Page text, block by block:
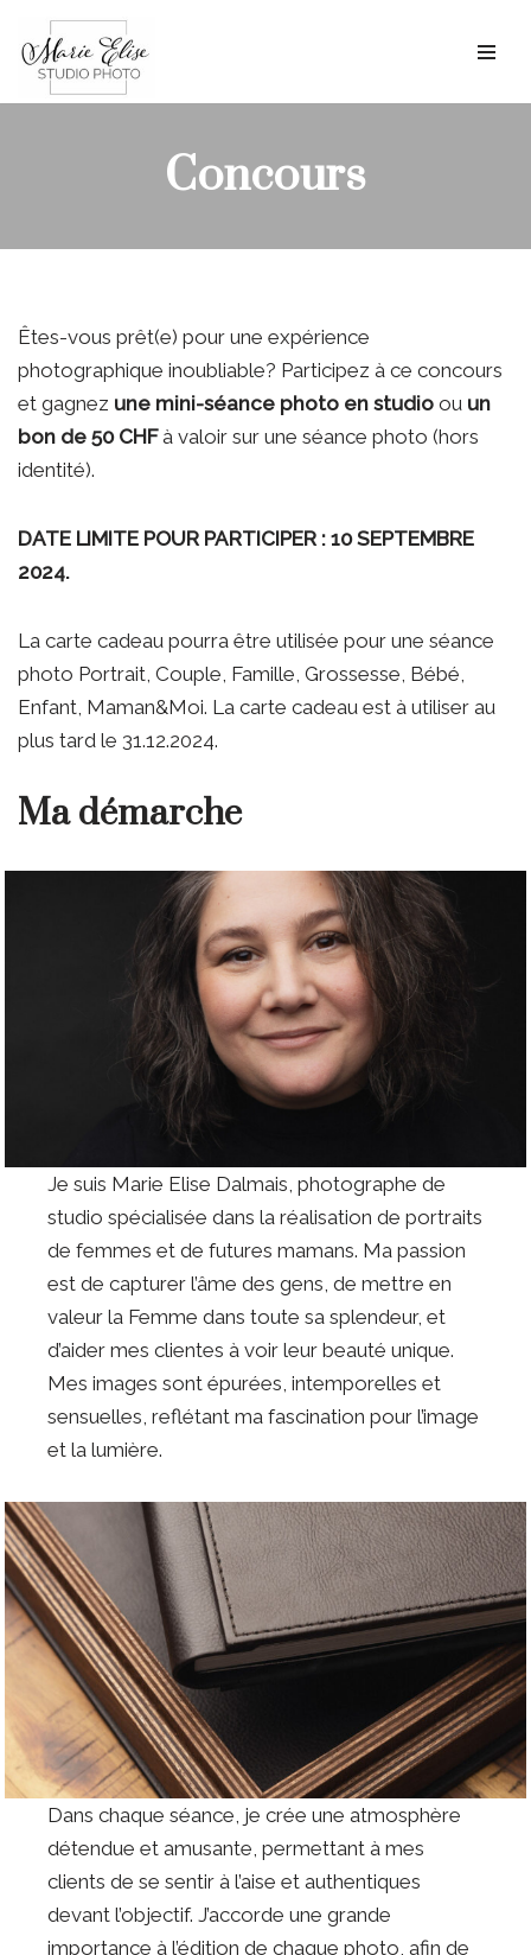
Aller
au
Concours
Êtes-vous prêt(e) pour une expérience
photographique inoubliable? Participez à ce concours
et gagnez une mini-séance photo en studio ou un
bon de 50 CHFà valoir sur une séance photo (hors
identité).
DATE LIMITE POUR PARTICIPER : 10 SEPTEMBRE
2024.
La carte cadeau pourra être utilisée pour une séance
photo Portrait, Couple, Famille, Grossesse, Bébé,
Enfant, Maman&Moi. La carte cadeau est à utiliser au
plus tard le 31.12.2024.
Ma démarche
Je suis Marie Elise Dalmais, photographe de
studio spécialisée dans la réalisation de portraits
de femmes et de futures mamans. Ma passion
est de capturer l’âme des gens, de mettre en
valeur la Femme dans toute sa splendeur, et
d’aider mes clientes à voir leur beauté unique.
Mes images sont épurées, intemporelles et
sensuelles, reflétant ma fascination pour l’image
et la lumière.
Dans chaque séance, je crée une atmosphère
détendue et amusante, permettant à mes
clients de se sentir à l’aise et authentiques
devant l’objectif. J’accorde une grande
importance à l’édition de chaque photo, afin de